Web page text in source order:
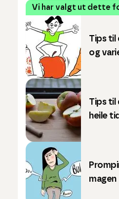
Vi har valgt ut dette
Tips til
og
Tips til
heile
magen